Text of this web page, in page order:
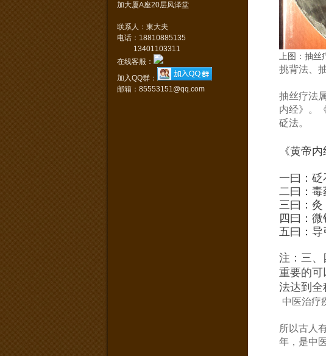
加大厦A座20层风泽堂
联系人：東大夫
电话：18810885135
13401103311
在线客服：
加入QQ群：
邮箱：85553151@qq.com
上图：抽
挑背法、
抽丝疗法
内经》。
砭法。
《黄帝
一曰：砭
二曰：
三曰：
四曰：
五曰：
注：三、
重要的可
法达到全
中医治疗
所以古人
年，是中